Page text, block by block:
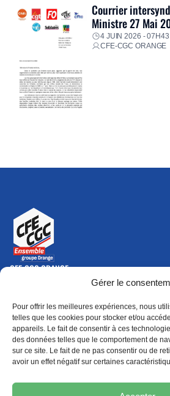
Gérer le
Pour offrir les meilleures expériences, nous
telles que les cookies pour stocker et/ou
appareils. Le fait de consentir à ces
des données telles que le comportement de
sur ce site. Le fait de ne pas consentir ou de
avoir un effet négatif sur certaines
Courrier
Ministre 27 Mai
4 JUIN 2026 - 07H43
CFE-CGC ORANGE
CFE-CGC ORANGE
10-12 rue Saint Amand, 75015 Paris
Nous contacter
01 46 79 28 74
S'ABONNER(NOUVELLE FENÊTRE)
ADHÉRER
Épargne
(nouvelle fenêtre) Formation
(nouvelle